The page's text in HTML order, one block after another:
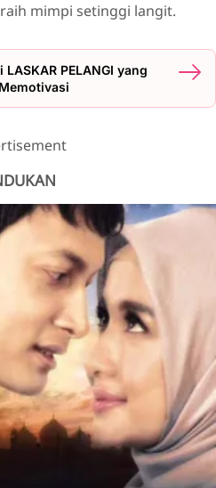
mimpi setinggi langit.
PELANGI yang